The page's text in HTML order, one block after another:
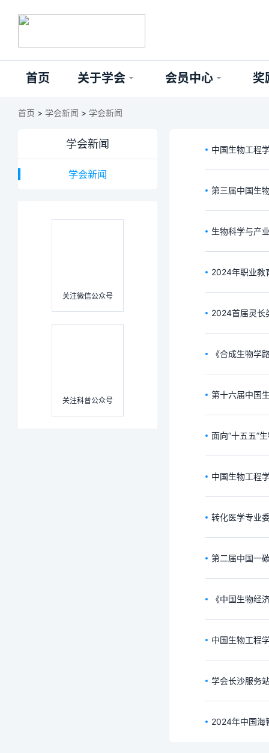
首页 关于学会 会员中心 奖
首页 > 学会新闻 > 学会新闻
学会新闻
学会新闻
关注微信公众号
关注科普公众号
中国生物工程
第三届中国生
生物科学与产
2024年职业教
2024首届灵长
《合成生物
第十六届中国
面向“十五五”
中国生物工程
转化医学专业
第二届中国一
《中国生物经
中国生物工程
学会长沙服务
2024年中国海